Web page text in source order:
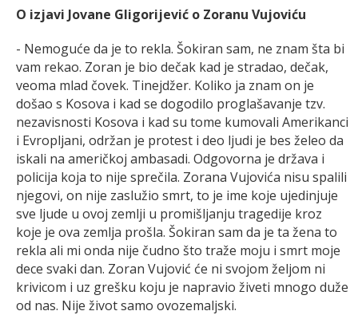
O izjavi Jovane Gligorijević o Zoranu Vujoviću
- Nemoguće da je to rekla. Šokiran sam, ne znam šta bi
vam rekao. Zoran je bio dečak kad je stradao, dečak,
veoma mlad čovek. Tinejdžer. Koliko ja znam on je
došao s Kosova i kad se dogodilo proglašavanje tzv.
nezavisnosti Kosova i kad su tome kumovali Amerikanci
i Evropljani, održan je protest i deo ljudi je bes želeo da
iskali na američkoj ambasadi. Odgovorna je država i
policija koja to nije sprečila. Zorana Vujovića nisu spalili
njegovi, on nije zaslužio smrt, to je ime koje ujedinjuje
sve ljude u ovoj zemlji u promišljanju tragedije kroz
koje je ova zemlja prošla. Šokiran sam da je ta žena to
rekla ali mi onda nije čudno što traže moju i smrt moje
dece svaki dan. Zoran Vujović će ni svojom željom ni
krivicom i uz grešku koju je napravio živeti mnogo duže
od nas. Nije život samo ovozemaljski.